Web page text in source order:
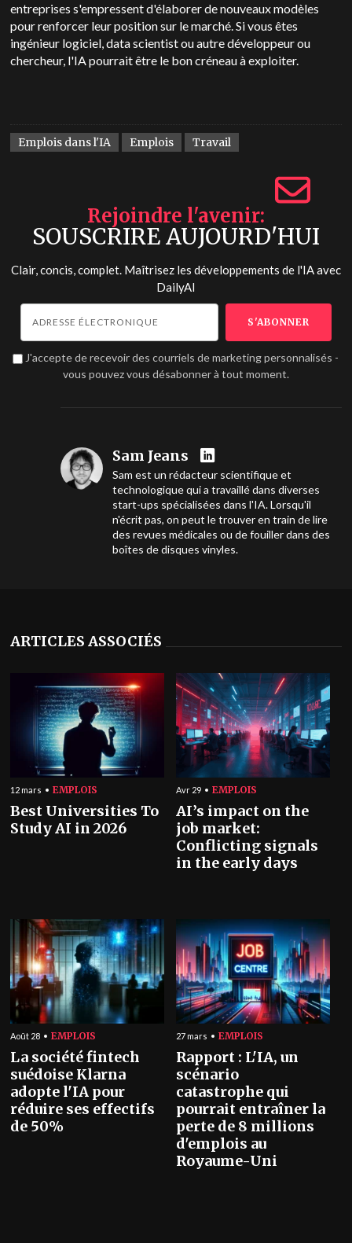
entreprises s'empressent d'élaborer de nouveaux modèles
pour renforcer leur position sur le marché. Si vous êtes
ingénieur logiciel, data scientist ou autre développeur ou
chercheur, l'IA pourrait être le bon créneau à exploiter.
Emplois dans l'IA Emplois Travail
Rejoindre l'avenir
SOUSCRIRE AUJOURD'HUI
Clair, concis, complet. Maîtrisez les développements de l'IA avec
DailyAI
J'accepte de recevoir des courriels de marketing personnalisés -
vous pouvez vous désabonner à tout moment.
Sam Jeans
Sam est un rédacteur scientifique et
technologique qui a travaillé dans diverses
start-ups spécialisées dans l'IA. Lorsqu'il
n'écrit pas, on peut le trouver en train de lire
des revues médicales ou de fouiller dans des
boîtes de disques vinyles.
ARTICLES ASSOCIÉS
12 mars EMPLOIS
Best Universities To
Study AI in 2026
Avr 29 EMPLOIS
AI’s impact on the
job market:
Conflicting signals
in the early days
Août 28 EMPLOIS
La société fintech
suédoise Klarna
adopte l'IA pour
réduire ses effectifs
de 50%
27 mars EMPLOIS
Rapport : L'IA, un
scénario
catastrophe qui
pourrait entraîner la
perte de 8 millions
d'emplois au
Royaume-Uni